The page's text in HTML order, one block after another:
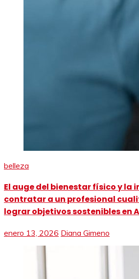
belleza
El auge del bienestar físico y la
contratar a un profesional
lograr objetivos sostenibles en
enero 13, 2026 Diana Gimeno